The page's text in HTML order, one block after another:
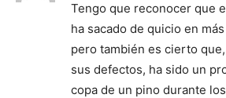
Tengo que reconocer que
ha sacado de quicio en
pero también es cierto
sus defectos, ha sido un
copa de un pino durante